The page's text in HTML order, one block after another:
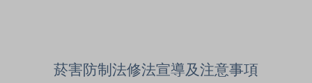
菸害防制法修法宣導及注意事項